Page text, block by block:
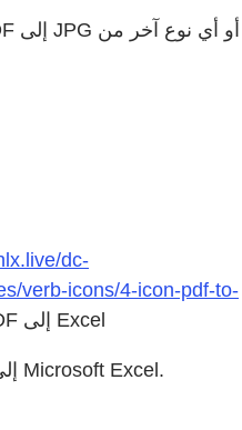
dc-
verb-icons/4-icon-pdf-to-
PDF إلى Excel
يمكنك تحويل ملف PDF إلى ملف Microsoft Excel.